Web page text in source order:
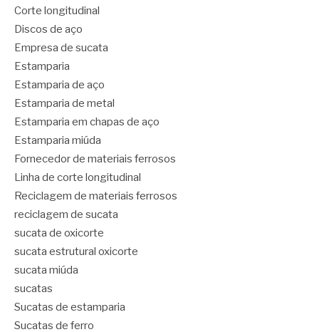
Corte longitudinal
Discos de aço
Empresa de sucata
Estamparia
Estamparia de aço
Estamparia de metal
Estamparia em chapas de aço
Estamparia miúda
Fornecedor de materiais ferrosos
Linha de corte longitudinal
Reciclagem de materiais ferrosos
reciclagem de sucata
sucata de oxicorte
sucata estrutural oxicorte
sucata miúda
sucatas
Sucatas de estamparia
Sucatas de ferro